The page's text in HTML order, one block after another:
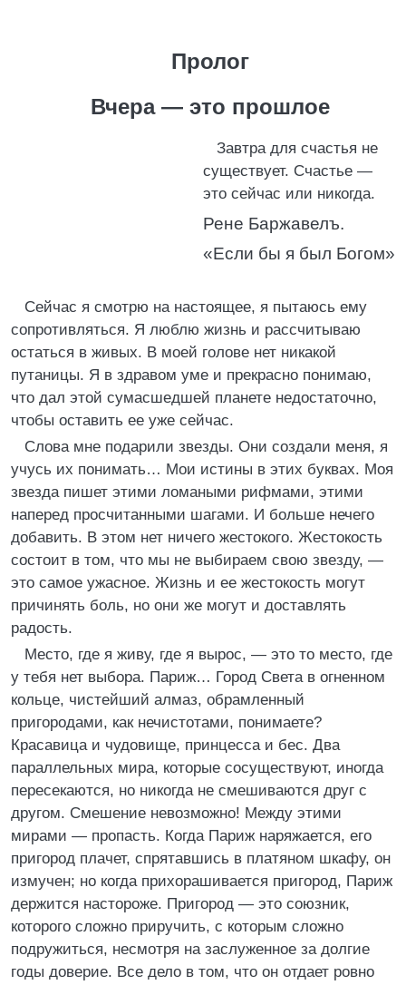
Пролог
Вчера — это прошлое
Завтра для счастья не
существует. Счастье —
это сейчас или никогда.
Рене Баржавелъ.
«Если бы я был Богом»
Сейчас я смотрю на настоящее, я пытаюсь ему
сопротивляться. Я люблю жизнь и рассчитываю
остаться в живых. В моей голове нет никакой
путаницы. Я в здравом уме и прекрасно понимаю,
что дал этой сумасшедшей планете недостаточно,
чтобы оставить ее уже сейчас.
Слова мне подарили звезды. Они создали меня, я
учусь их понимать… Мои истины в этих буквах. Моя
звезда пишет этими ломаными рифмами, этими
наперед просчитанными шагами. И больше нечего
добавить. В этом нет ничего жестокого. Жестокость
состоит в том, что мы не выбираем свою звезду, —
это самое ужасное. Жизнь и ее жестокость могут
причинять боль, но они же могут и доставлять
радость.
Место, где я живу, где я вырос, — это то место, где
у тебя нет выбора. Париж… Город Света в огненном
кольце, чистейший алмаз, обрамленный
пригородами, как нечистотами, понимаете?
Красавица и чудовище, принцесса и бес. Два
параллельных мира, которые сосуществуют, иногда
пересекаются, но никогда не смешиваются друг с
другом. Смешение невозможно! Между этими
мирами — пропасть. Когда Париж наряжается, его
пригород плачет, спрятавшись в платяном шкафу, он
измучен; но когда прихорашивается пригород, Париж
держится настороже. Пригород — это союзник,
которого сложно приручить, с которым сложно
подружиться, несмотря на заслуженное за долгие
годы доверие. Все дело в том, что он отдает ровно